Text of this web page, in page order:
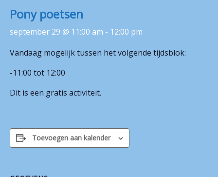
Kinderboerderij
Feest op de boerderij
Activiteiten
Stichting
Contact
Pony poetsen
september 29 @ 11:00 am - 12:00 pm
Vandaag mogelijk tussen het volgende tijdsblok:
-11:00 tot 12:00
Dit is een gratis activiteit.
Toevoegen aan kalender